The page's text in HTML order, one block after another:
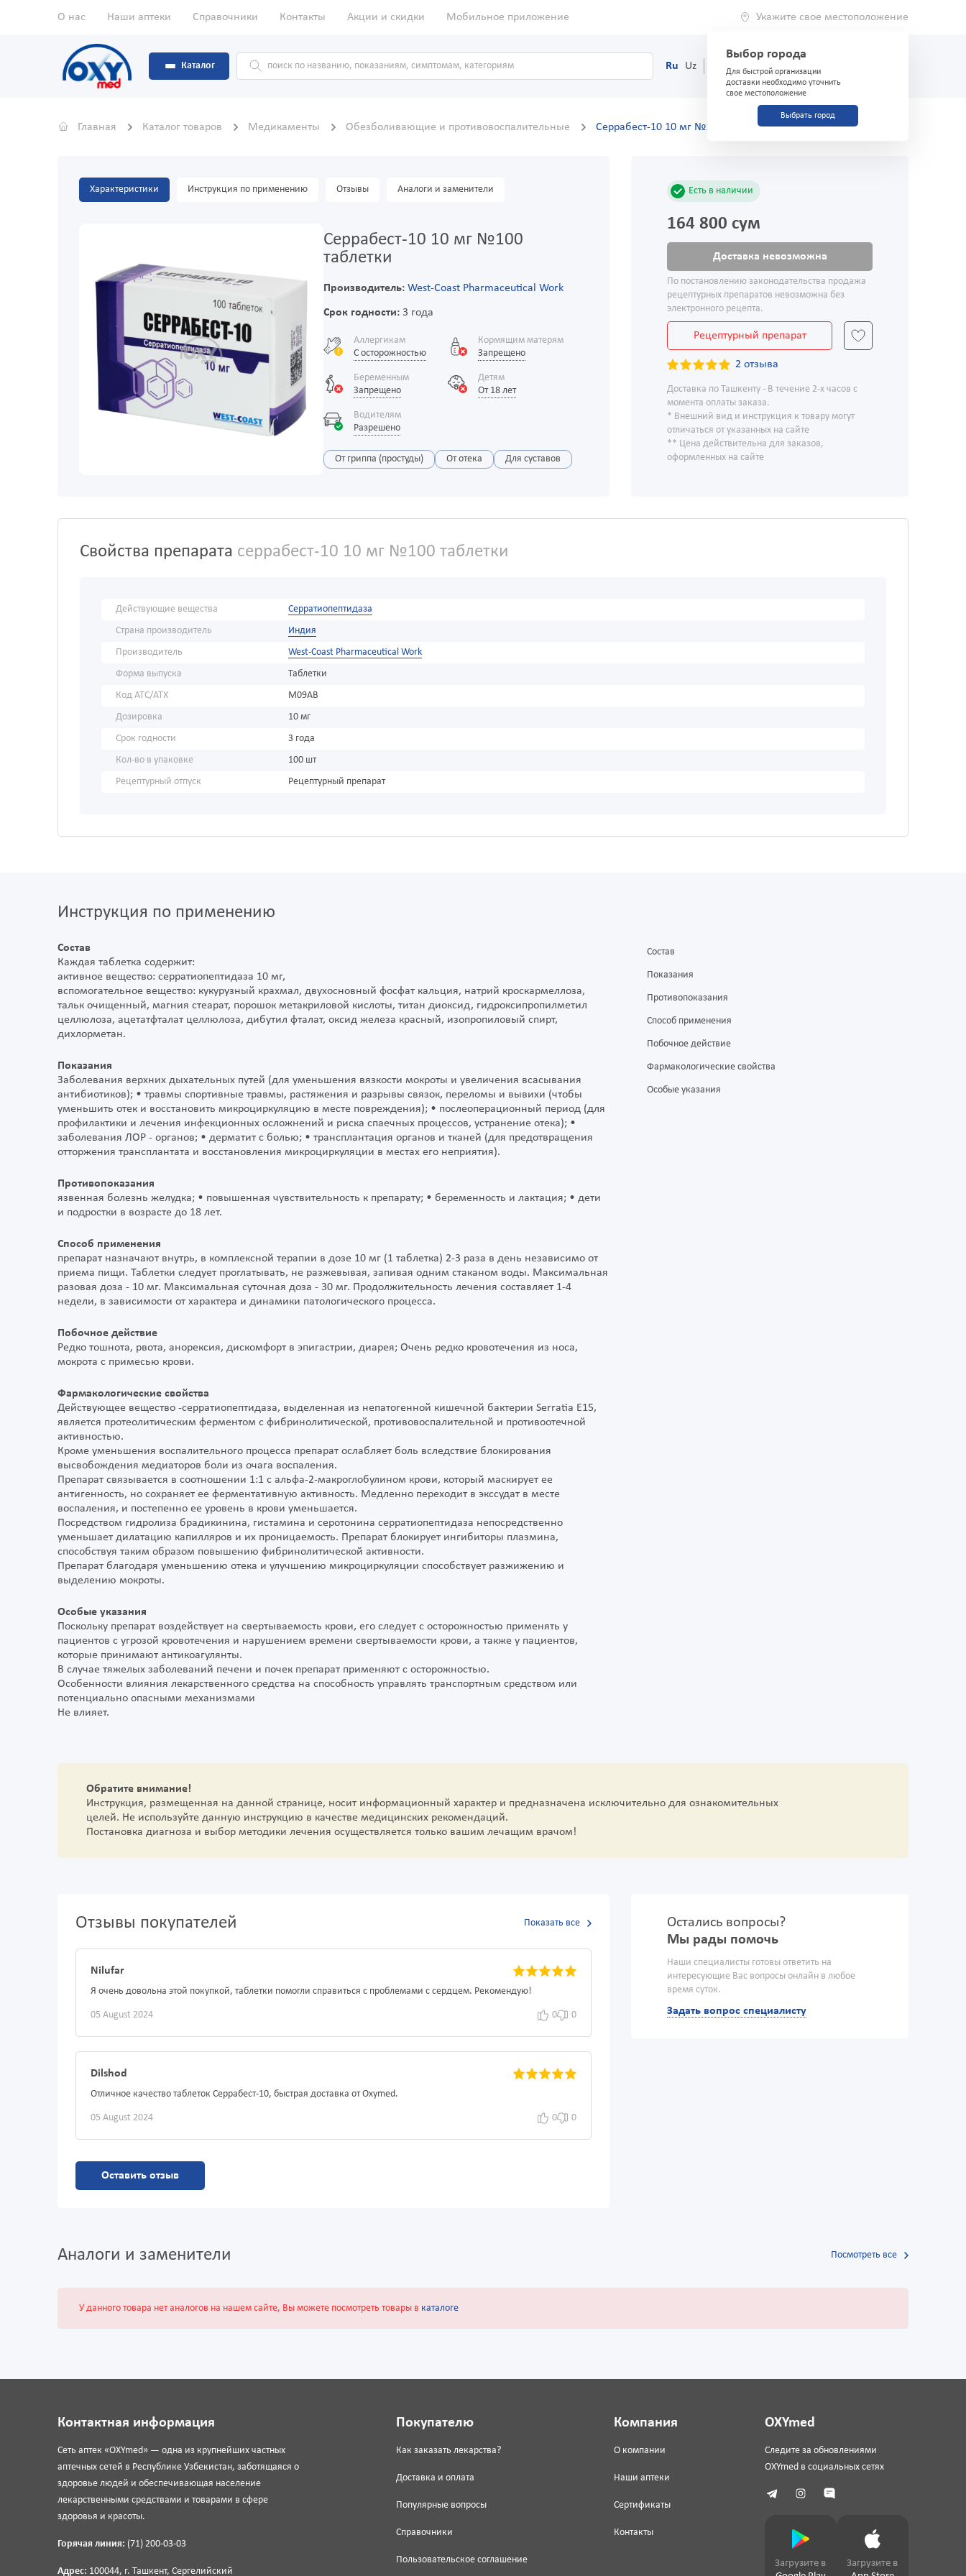
О нас Наши аптеки Справочники Контакты Акции и скидки Мобильное приложение Укажите свое местоположение
Выбор города
Для быстрой организации
доставки необходимо уточнить
свое местоположение
Выбрать город
Каталог Ru Uz (71) 200-03-03
Главная Каталог товаров Медикаменты Обезболивающие и противовоспалительные Серрабест-10 10 мг №100 таблетки
Характеристики Инструкция по применению Отзывы Аналоги и заменители
Серрабест-10 10 мг №100
таблетки
Производитель: West-Coast Pharmaceutical Work
Срок годности:3 года
Аллергикам
С осторожностью
Кормящим матерям
Запрещено
Беременным
Запрещено
Детям
От 18 лет
Водителям
Разрешено
От гриппа (простуды) От отека Для суставов
Есть в наличии
164 800 сум
Доставка невозможна
По постановлению законодательства продажа
рецептурных препаратов невозможна без
электронного рецепта.
Рецептурный препарат
2 отзыва
Доставка по Ташкенту - В течение 2-х часов с
момента оплаты заказа.
* Внешний вид и инструкция к товару могут
отличаться от указанных на сайте
** Цена действительна для заказов,
оформленных на сайте
Свойства препарата серрабест-10 10 мг №100 таблетки
Действующие вещества
Серратиопептидаза
Страна производитель
Индия
Производитель
West-Coast Pharmaceutical Work
Форма выпуска
Таблетки
Код АТС/ATX
M09AB
Дозировка
10 мг
Срок годности
3 года
Кол-во в упаковке
100 шт
Рецептурный отпуск
Рецептурный препарат
Инструкция по применению
Состав
Каждая таблетка содержит:
активное вещество: серратиопептидаза 10 мг,
вспомогательное вещество: кукурузный крахмал, двухосновный фосфат кальция, натрий кроскармеллоза,
тальк очищенный, магния стеарат, порошок метакриловой кислоты, титан диоксид, гидроксипропилметил
целлюлоза, ацетатфталат целлюлоза, дибутил фталат, оксид железа красный, изопропиловый спирт,
дихлорметан.
Показания
Заболевания верхних дыхательных путей (для уменьшения вязкости мокроты и увеличения всасывания
антибиотиков); • травмы спортивные травмы, растяжения и разрывы связок, переломы и вывихи (чтобы
уменьшить отек и восстановить микроциркуляцию в месте повреждения); • послеоперационный период (для
профилактики и лечения инфекционных осложнений и риска спаечных процессов, устранение отека); •
заболевания ЛОР - органов; • дерматит с болью; • трансплантация органов и тканей (для предотвращения
отторжения трансплантата и восстановления микроциркуляции в местах его неприятия).
Противопоказания
язвенная болезнь желудка; • повышенная чувствительность к препарату; • беременность и лактация; • дети
и подростки в возрасте до 18 лет.
Способ применения
препарат назначают внутрь, в комплексной терапии в дозе 10 мг (1 таблетка) 2-3 раза в день независимо от
приема пищи. Таблетки следует проглатывать, не разжевывая, запивая одним стаканом воды. Максимальная
разовая доза - 10 мг. Максимальная суточная доза - 30 мг. Продолжительность лечения составляет 1-4
недели, в зависимости от характера и динамики патологического процесса.
Побочное действие
Редко тошнота, рвота, анорексия, дискомфорт в эпигастрии, диарея; Очень редко кровотечения из носа,
мокрота с примесью крови.
Фармакологические свойства
Действующее вещество -серратиопептидаза, выделенная из непатогенной кишечной бактерии Serratia E15,
является протеолитическим ферментом с фибринолитической, противовоспалительной и противоотечной
активностью.
Кроме уменьшения воспалительного процесса препарат ослабляет боль вследствие блокирования
высвобождения медиаторов боли из очага воспаления.
Препарат связывается в соотношении 1:1 с альфа-2-макроглобулином крови, который маскирует ее
антигенность, но сохраняет ее ферментативную активность. Медленно переходит в экссудат в месте
воспаления, и постепенно ее уровень в крови уменьшается.
Посредством гидролиза брадикинина, гистамина и серотонина серратиопептидаза непосредственно
уменьшает дилатацию капилляров и их проницаемость. Препарат блокирует ингибиторы плазмина,
способствуя таким образом повышению фибринолитической активности.
Препарат благодаря уменьшению отека и улучшению микроциркуляции способствует разжижению и
выделению мокроты.
Особые указания
Поскольку препарат воздействует на свертываемость крови, его следует с осторожностью применять у
пациентов с угрозой кровотечения и нарушением времени свертываемости крови, а также у пациентов,
которые принимают антикоагулянты.
В случае тяжелых заболеваний печени и почек препарат применяют с осторожностью.
Особенности влияния лекарственного средства на способность управлять транспортным средством или
потенциально опасными механизмами
Не влияет.
Состав
Показания
Противопоказания
Способ применения
Побочное действие
Фармакологические свойства
Особые указания
Обратите внимание!
Инструкция, размещенная на данной странице, носит информационный характер и предназначена исключительно для ознакомительных
целей. Не используйте данную инструкцию в качестве медицинских рекомендаций.
Постановка диагноза и выбор методики лечения осуществляется только вашим лечащим врачом!
Отзывы покупателей Показать все
Nilufar
Я очень довольна этой покупкой, таблетки помогли справиться с проблемами с сердцем. Рекомендую!
05 August 2024 0 0
Dilshod
Отличное качество таблеток Серрабест-10, быстрая доставка от Oxymed.
05 August 2024 0 0
Оставить отзыв
Остались вопросы?
Мы рады помочь
Наши специалисты готовы ответить на
интересующие Вас вопросы онлайн в любое
время суток.
Задать вопрос специалисту
Аналоги и заменители Посмотреть все
У данного товара нет аналогов на нашем сайте, Вы можете посмотреть товары в каталоге
Контактная информация
Сеть аптек «OXYmed» — одна из крупнейших частных
аптечных сетей в Республике Узбекистан, заботящаяся о
здоровье людей и обеспечивающая население
лекарственными средствами и товарами в сфере
здоровья и красоты.
Горячая линия: (71) 200-03-03
Адрес: 100044, г. Ташкент, Сергелийский
Покупателю
Как заказать лекарства?
Доставка и оплата
Популярные вопросы
Справочники
Пользовательское соглашение
Компания
О компании
Наши аптеки
Сертификаты
Контакты
OXYmed
Следите за обновлениями
OXYmed в социальных сетях
Загрузите в
Загрузите в